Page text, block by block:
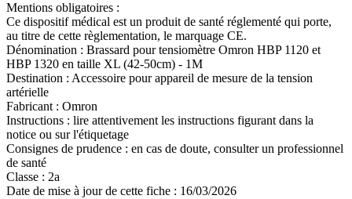
Mentions obligatoires :
Ce dispositif médical est un produit de santé réglementé qui porte,
au titre de cette règlementation, le marquage CE.
Dénomination : Brassard pour tensiomètre Omron HBP 1120 et
HBP 1320 en taille XL (42-50cm) - 1M
Destination : Accessoire pour appareil de mesure de la tension
artérielle
Fabricant : Omron
Instructions : lire attentivement les instructions figurant dans la
notice ou sur l'étiquetage
Consignes de prudence : en cas de doute, consulter un professionnel
de santé
Classe : 2a
Date de mise à jour de cette fiche : 16/03/2026